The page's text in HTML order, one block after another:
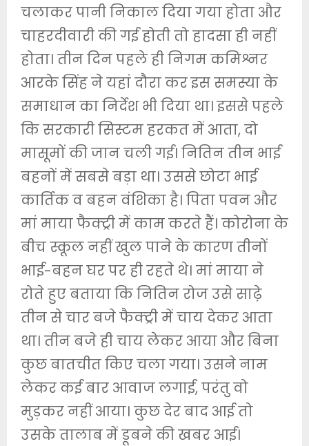
चलाकर पानी निकाल दिया गया होता और
चाहरदीवारी की गई होती तो हादसा ही नहीं
होता। तीन दिन पहले ही निगम कमिश्नर
आरके सिंह ने यहां दौरा कर इस समस्या के
समाधान का निर्देश भी दिया था। इससे पहले
कि सरकारी सिस्टम हरकत में आता, दो
मासूमों की जान चली गई। नितिन तीन भाई
बहनों में सबसे बड़ा था। उससे छोटा भाई
कार्तिक व बहन वंशिका है। पिता पवन और
मां माया फैक्ट्री में काम करते हैं। कोरोना के
बीच स्कूल नहीं खुल पाने के कारण तीनों
भाई-बहन घर पर ही रहते थे। मां माया ने
रोते हुए बताया कि नितिन रोज उसे साढ़े
तीन से चार बजे फैक्ट्री में चाय देकर आता
था। तीन बजे ही चाय लेकर आया और बिना
कुछ बातचीत किए चला गया। उसने नाम
लेकर कई बार आवाज लगाई, परंतु वो
मुड़कर नहीं आया। कुछ देर बाद आई तो
उसके तालाब में डूबने की खबर आई।